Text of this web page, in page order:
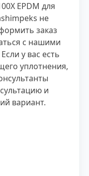
EPDM для
не
заказ
с нашими
у вас есть
уплотнения,
и
вариант.